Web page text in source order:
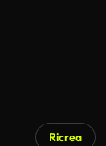
Ricrea